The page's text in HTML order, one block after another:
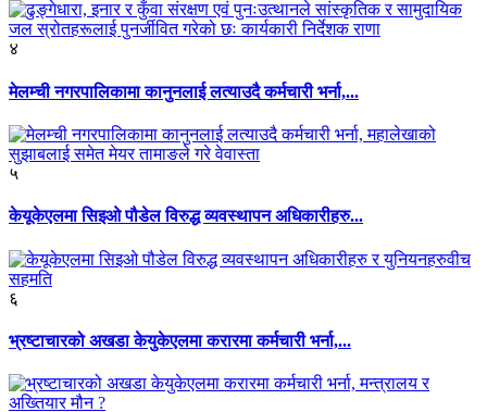
४
मेलम्ची नगरपालिकामा कानुनलाई लत्याउदै कर्मचारी भर्ना,...
५
केयूकेएलमा सिइओ पौडेल विरुद्ध व्यवस्थापन अधिकारीहरु...
६
भ्रष्टाचारको अखडा केयुकेएलमा करारमा कर्मचारी भर्ना,...